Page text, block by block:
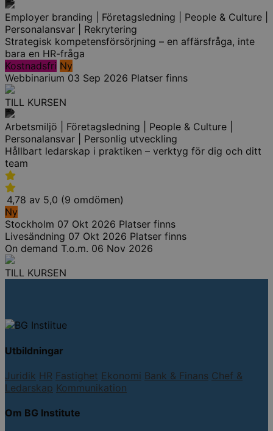
Employer branding | Företagsledning | People & Culture |
Personalansvar | Rekrytering
Strategisk kompetensförsörjning – en affärsfråga, inte
bara en HR-fråga
Kostnadsfri Ny
Webbinarium 03 Sep 2026 Platser finns
TILL KURSEN
Arbetsmiljö | Företagsledning | People & Culture |
Personalansvar | Personlig utveckling
Hållbart ledarskap i praktiken – verktyg för dig och ditt
team
4,78 av 5,0 (9 omdömen)
Ny
Stockholm 07 Okt 2026 Platser finns
Livesändning 07 Okt 2026 Platser finns
On demand T.o.m. 06 Nov 2026
TILL KURSEN
Utbildningar
Juridik HR Fastighet Ekonomi Bank & Finans Chef &
Ledarskap Kommunikation
Om BG Institute